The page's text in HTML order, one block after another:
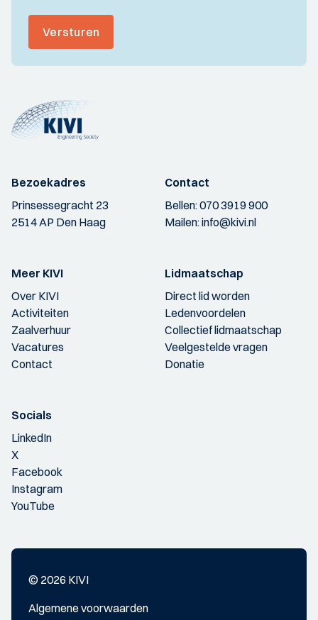
Versturen
Bezoekadres
Prinsessegracht 23
2514 AP Den Haag
Contact
Bellen:070 3919 900
Mailen:info@kivi.nl
Meer KIVI
Over KIVI
Activiteiten
Zaalverhuur
Vacatures
Contact
Lidmaatschap
Direct lid worden
Ledenvoordelen
Collectief lidmaatschap
Veelgestelde vragen
Donatie
Socials
LinkedIn
X
Facebook
Instagram
YouTube
© 2026 KIVI
Algemene voorwaarden